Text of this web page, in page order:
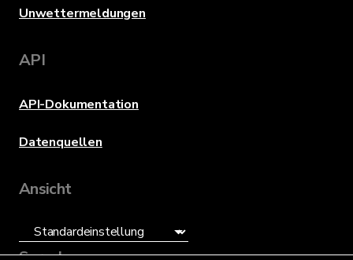
Unwettermeldungen
API
API-Dokumentation
Datenquellen
Ansicht